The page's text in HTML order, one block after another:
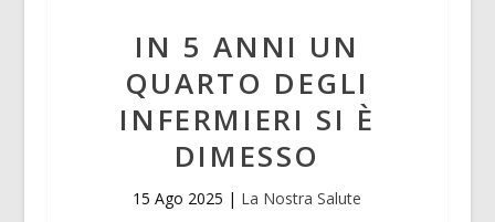
IN 5 ANNI UN
QUARTO DEGLI
INFERMIERI SI È
DIMESSO
15 Ago 2025 | La Nostra Salute